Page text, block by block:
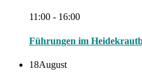
11:00 - 16:00
Führungen im
18August